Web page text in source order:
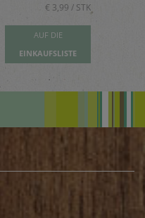
€ 3,99 / STK
AUF DIE
EINKAUFSLISTE